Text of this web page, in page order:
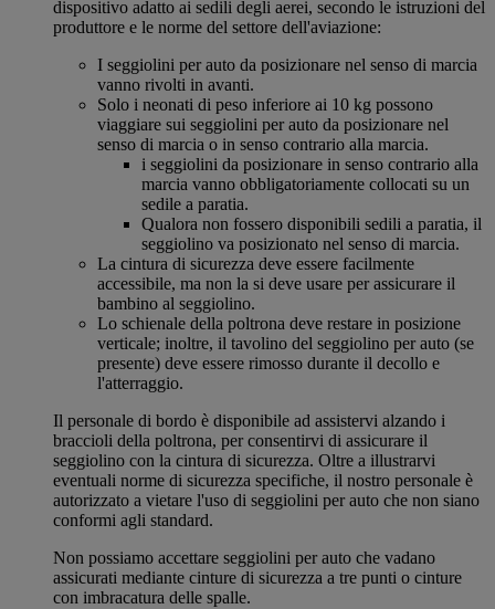
dispositivo adatto ai sedili degli aerei, secondo le istruzioni del
produttore e le norme del settore dell'aviazione:
I seggiolini per auto da posizionare nel senso di marcia
vanno rivolti in avanti.
Solo i neonati di peso inferiore ai 10 kg possono
viaggiare sui seggiolini per auto da posizionare nel
senso di marcia o in senso contrario alla marcia.
i seggiolini da posizionare in senso contrario alla
marcia vanno obbligatoriamente collocati su un
sedile a paratia.
Qualora non fossero disponibili sedili a paratia, il
seggiolino va posizionato nel senso di marcia.
La cintura di sicurezza deve essere facilmente
accessibile, ma non la si deve usare per assicurare il
bambino al seggiolino.
Lo schienale della poltrona deve restare in posizione
verticale; inoltre, il tavolino del seggiolino per auto (se
presente) deve essere rimosso durante il decollo e
l'atterraggio.
Il personale di bordo è disponibile ad assistervi alzando i
braccioli della poltrona, per consentirvi di assicurare il
seggiolino con la cintura di sicurezza. Oltre a illustrarvi
eventuali norme di sicurezza specifiche, il nostro personale è
autorizzato a vietare l'uso di seggiolini per auto che non siano
conformi agli standard.
Non possiamo accettare seggiolini per auto che vadano
assicurati mediante cinture di sicurezza a tre punti o cinture
con imbracatura delle spalle.